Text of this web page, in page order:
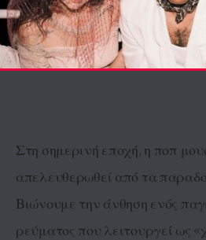
Στη σημερινή εποχή, η ποπ
απελευθερωθεί από τα
Βιώνουμε την άνθηση ενός
ρεύματος που λειτουργεί ως